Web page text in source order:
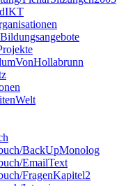
BackUpMonolog
EmailText
FragenKapitel2